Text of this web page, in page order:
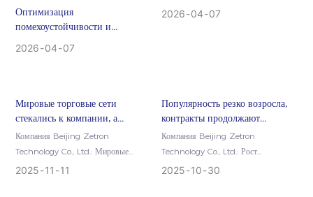
Оптимизация
помехоустойчивости и
высокоточная калибровка
2026 04 07
фармацевтических
2026 04 07
Мировые торговые сети
стекались к компании, а
передовое испытательное
оборудование Zetron
себя на международной арене.
Компания Beijing Zetron
Technology Co., Ltd.: Мировые
торговые партнеры активно
2025 11 11
Популярность резко возросла,
контракты продолжают
заключаться! 29-я Всемирная
газовая конференция компании
завершилась.
Компания Beijing Zetron
Technology Co., Ltd.: Рост
популярности, заключение контрактов
2025 10 30